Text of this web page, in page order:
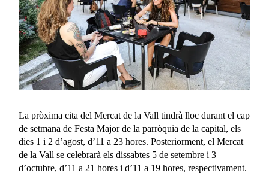
La pròxima cita del Mercat de la Vall tindrà lloc durant el cap
de setmana de Festa Major de la parròquia de la capital, els
dies 1 i 2 d’agost, d’11 a 23 hores. Posteriorment, el Mercat
de la Vall se celebrarà els dissabtes 5 de setembre i 3
d’octubre, d’11 a 21 hores i d’11 a 19 hores, respectivament.